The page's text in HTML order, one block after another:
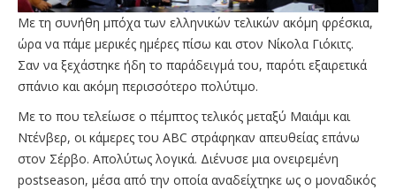
Με τη συνήθη μπόχα των ελληνικών τελικών ακόμη φρέσκια,
ώρα να πάμε μερικές ημέρες πίσω και στον Νίκολα Γιόκιτς.
Σαν να ξεχάστηκε ήδη το παράδειγμά του, παρότι εξαιρετικά
σπάνιο και ακόμη περισσότερο πολύτιμο.
Με το που τελείωσε ο πέμπτος τελικός μεταξύ Μαιάμι και
Ντένβερ, οι κάμερες του ABC στράφηκαν απευθείας επάνω
στον Σέρβο. Απολύτως λογικά. Διένυσε μια ονειρεμένη
postseason, μέσα από την οποία αναδείχτηκε ως ο μοναδικός